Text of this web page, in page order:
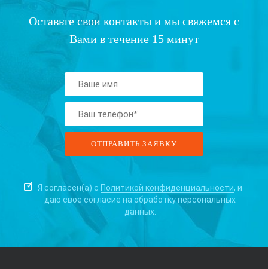
Оставьте свои контакты и мы свяжемся с
Вами в течение 15 минут
Я согласен(а) с Политикой конфиденциальности, и
даю свое согласие на обработку персональных
данных.